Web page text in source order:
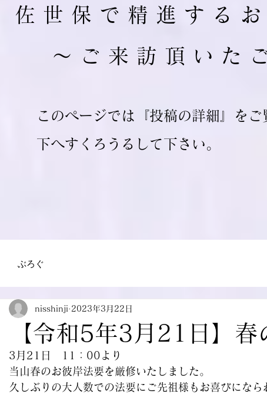
佐 世 保 で 精 進 す る
～ ご 来 訪 頂 い た
このページでは『投稿の詳細』をご
​下へすくろうるして下さい。
ぶろぐ
【令和5年3月21日】春
nisshinji 2023年3月22日
3月21日　11：00より
当山春のお彼岸法要を厳修いたしました。
久しぶりの大人数での法要にご先祖様もお喜びになら